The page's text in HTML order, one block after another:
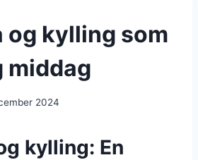
og kylling som
middag
2024
kylling: En